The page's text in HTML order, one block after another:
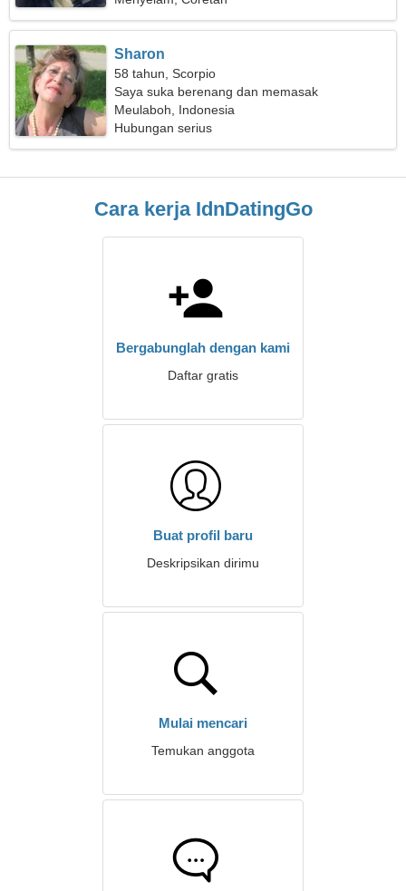
Sharon
58 tahun, Scorpio
Saya suka berenang dan memasak
Meulaboh, Indonesia
Hubungan serius
Cara kerja IdnDatingGo
Bergabunglah dengan kami
Daftar gratis
Buat profil baru
Deskripsikan dirimu
Mulai mencari
Temukan anggota